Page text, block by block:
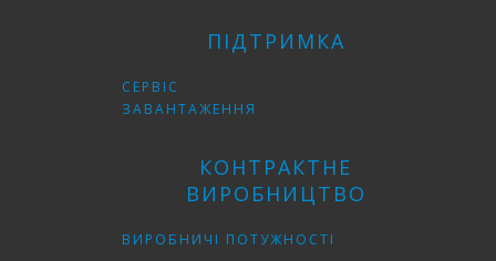
ПІДТРИМКА
СЕРВІС
ЗАВАНТАЖЕННЯ
КОНТРАКТНЕ
ВИРОБНИЦТВО
ВИРОБНИЧІ ПОТУЖНОСТІ